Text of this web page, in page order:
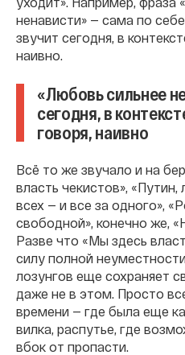
ненависти» — сама по
звучит сегодня, в
наивно.
«Любовь сильнее
сегодня, в
говоря, наивно
Всё то же звучало и на
власть чекистов»,
всех — и все за одного»,
свободной», конечно же,
Разве что «Мы здесь
силу полной
лозунгов еще сохраняет
даже не в этом. Просто
времени — где была еще
вилка, распутье, где
вбок от пропасти.